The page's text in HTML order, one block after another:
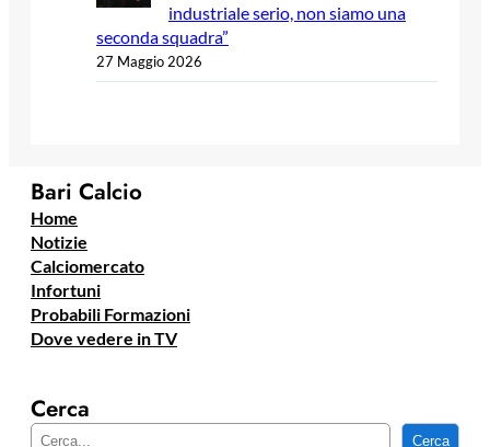
industriale serio, non siamo una
seconda squadra”
27 Maggio 2026
Bari Calcio
Home
Notizie
Calciomercato
Infortuni
Probabili Formazioni
Dove vedere in TV
Cerca
Cerca